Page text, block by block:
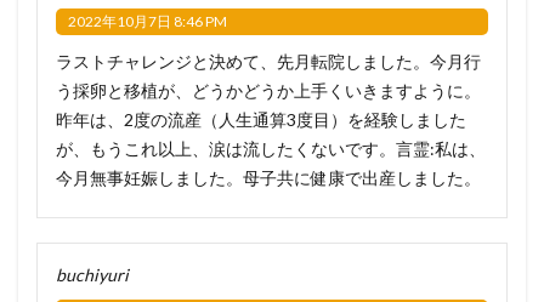
2022年10月7日 8:46 PM
ラストチャレンジと決めて、先月転院しました。今月行
う採卵と移植が、どうかどうか上手くいきますように。
昨年は、2度の流産（人生通算3度目）を経験しました
が、もうこれ以上、涙は流したくないです。言霊:私は、
今月無事妊娠しました。母子共に健康で出産しました。
buchiyuri